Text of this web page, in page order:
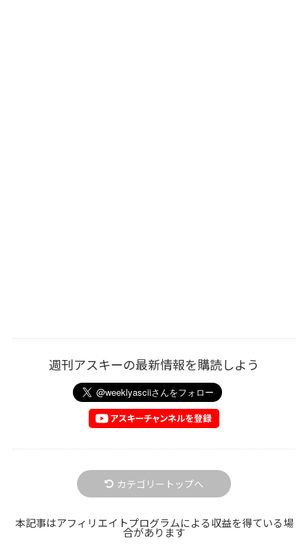
週刊アスキーの最新情報を購読しよう
カテゴリートップへ
本記事はアフィリエイトプログラムによる収益を得ている場
合があります